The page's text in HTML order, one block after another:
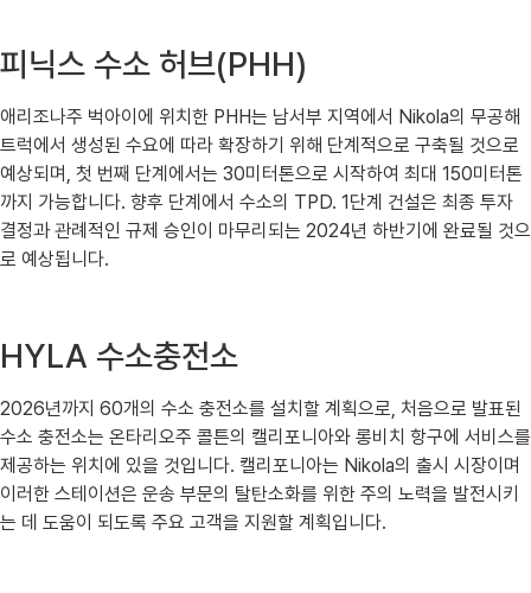
피닉스 수소 허브(PHH)
애리조나주 벅아이에 위치한 PHH는 남서부 지역에서 Nikola의 무공해
트럭에서 생성된 수요에 따라 확장하기 위해 단계적으로 구축될 것으로
예상되며, 첫 번째 단계에서는 30미터톤으로 시작하여 최대 150미터톤
까지 가능합니다. 향후 단계에서 수소의 TPD. 1단계 건설은 최종 투자
결정과 관례적인 규제 승인이 마무리되는 2024년 하반기에 완료될 것으
로 예상됩니다.
HYLA 수소충전소
2026년까지 60개의 수소 충전소를 설치할 계획으로, 처음으로 발표된
수소 충전소는 온타리오주 콜튼의 캘리포니아와 롱비치 항구에 서비스를
제공하는 위치에 있을 것입니다. 캘리포니아는 Nikola의 출시 시장이며
이러한 스테이션은 운송 부문의 탈탄소화를 위한 주의 노력을 발전시키
는 데 도움이 되도록 주요 고객을 지원할 계획입니다.